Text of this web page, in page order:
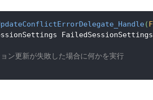
(
FailedSessionSettings
ン更新が失敗した場合に何かを実行